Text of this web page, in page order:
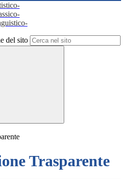
del sito
Trasparente